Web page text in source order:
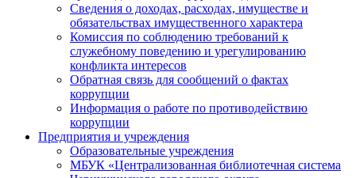
Сведения о доходах, расходах, имуществе и
обязательствах имущественного характера
Комиссия по соблюдению требований к
служебному поведению и урегулированию
конфликта интересов
Обратная связь для сообщений о фактах
коррупции
Информация о работе по противодействию
коррупции
Предприятия и учреждения
Образовательные учреждения
МБУК «Централизованная библиотечная система